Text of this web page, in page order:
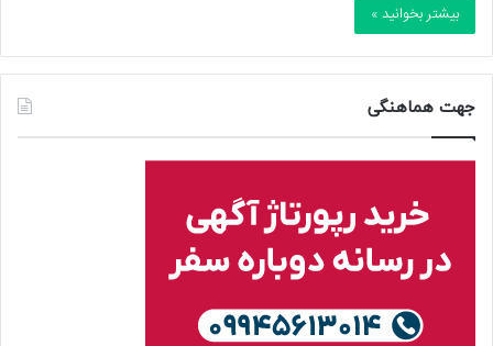
بیشتر بخوانید »
جهت هماهنگی